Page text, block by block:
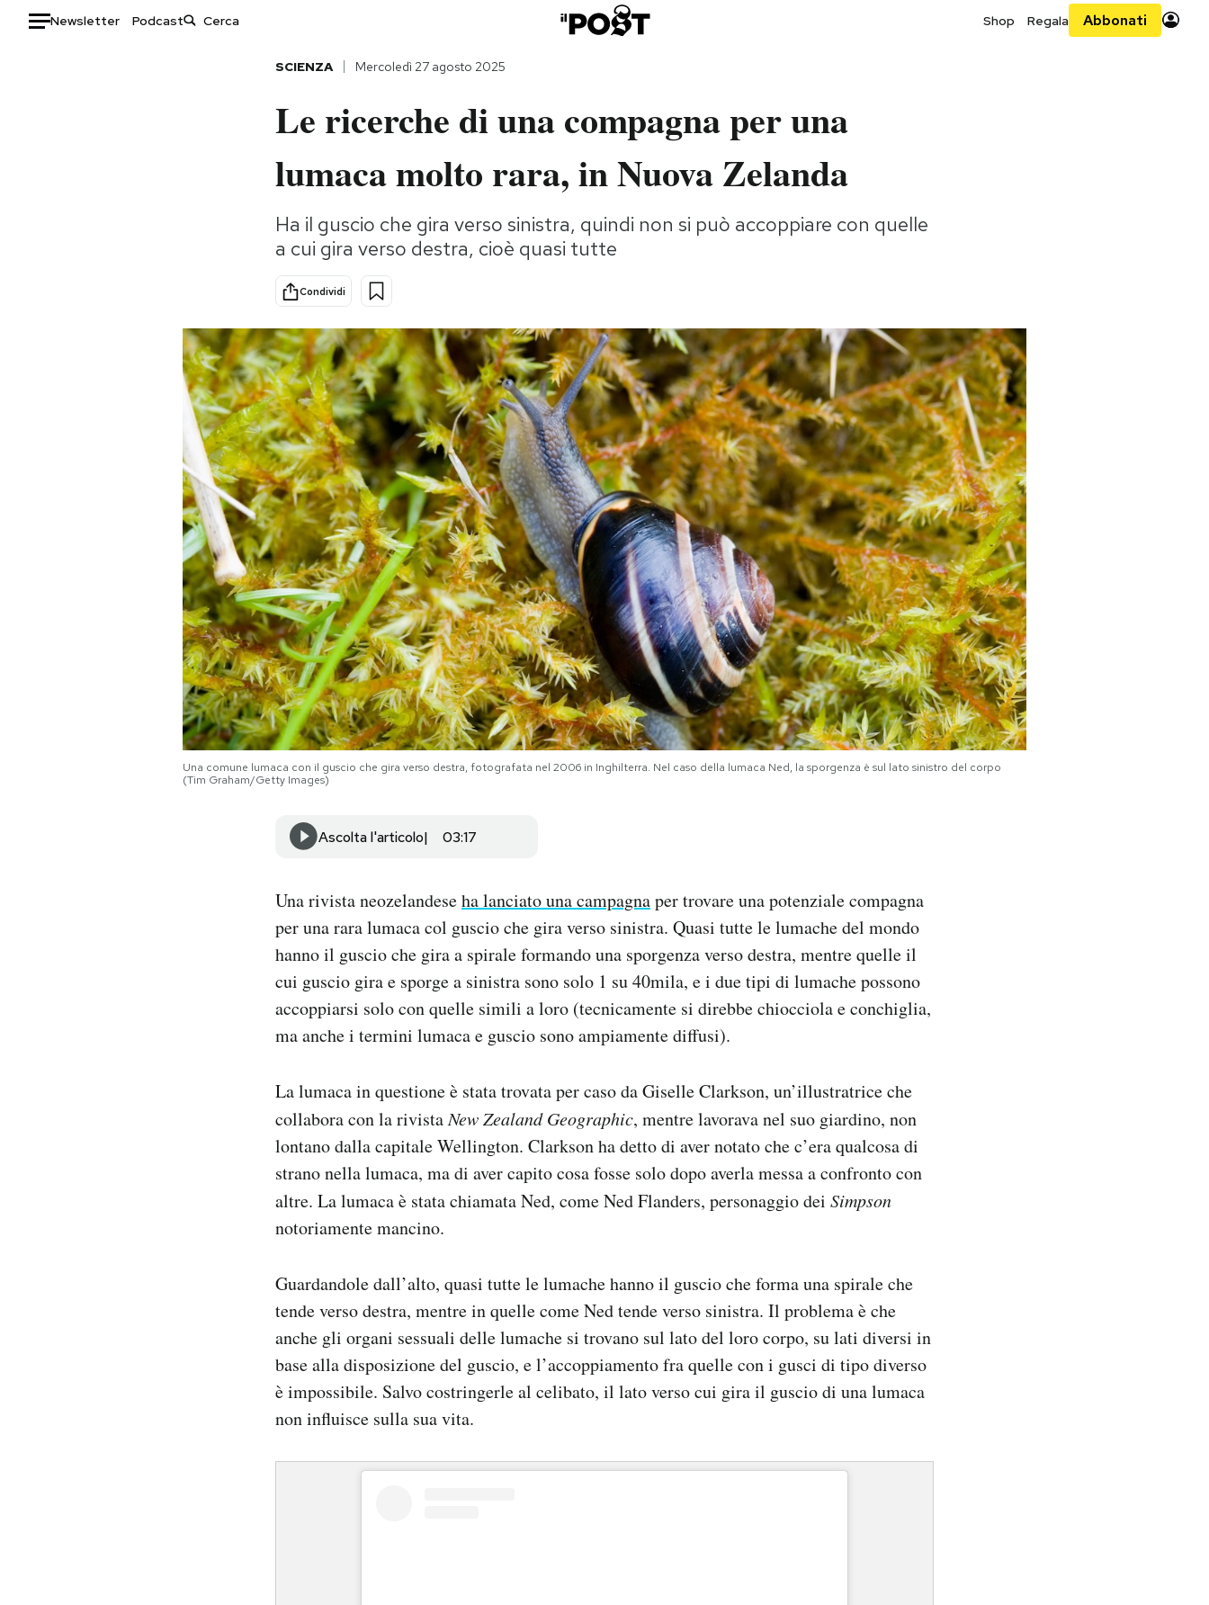
Newsletter Podcast Shop Regala Abbonati
Storie/Idee
Ok Boomer!
Altrecose
Mondiali calcio 2026
AREA PERSONALE
SCIENZA Mercoledì 27 agosto 2025
Le ricerche di una compagna per una
lumaca molto rara, in Nuova Zelanda
Ha il guscio che gira verso sinistra, quindi non si può accoppiare con quelle
a cui gira verso destra, cioè quasi tutte
Condividi
Una comune lumaca con il guscio che gira verso destra, fotografata nel 2006 in Inghilterra. Nel caso della lumaca Ned, la sporgenza è sul lato sinistro del corpo
(Tim Graham/Getty Images)
Ascolta l'articolo 03:17
Una rivista neozelandeseha lanciato una campagnaper trovare una potenziale compagna
per una rara lumaca col guscio che gira verso sinistra. Quasi tutte le lumache del mondo
hanno il guscio che gira a spirale formando una sporgenza verso destra, mentre quelle il
cui guscio gira e sporge a sinistra sono solo 1 su 40mila, e i due tipi di lumache possono
accoppiarsi solo con quelle simili a loro (tecnicamente si direbbe chiocciola e conchiglia,
ma anche i termini lumaca e guscio sono ampiamente diffusi).
La lumaca in questione è stata trovata per caso da Giselle Clarkson, un’illustratrice che
collabora con la rivistaNew Zealand Geographic, mentre lavorava nel suo giardino, non
lontano dalla capitale Wellington. Clarkson ha detto di aver notato che c’era qualcosa di
strano nella lumaca, ma di aver capito cosa fosse solo dopo averla messa a confronto con
altre. La lumaca è stata chiamata Ned, come Ned Flanders, personaggio dei Simpson
notoriamente mancino.
Guardandole dall’alto, quasi tutte le lumache hanno il guscio che forma una spirale che
tende verso destra, mentre in quelle come Ned tende verso sinistra. Il problema è che
anche gli organi sessuali delle lumache si trovano sul lato del loro corpo, su lati diversi in
base alla disposizione del guscio, e l’accoppiamento fra quelle con i gusci di tipo diverso
è impossibile. Salvo costringerle al celibato, il lato verso cui gira il guscio di una lumaca
non influisce sulla sua vita.